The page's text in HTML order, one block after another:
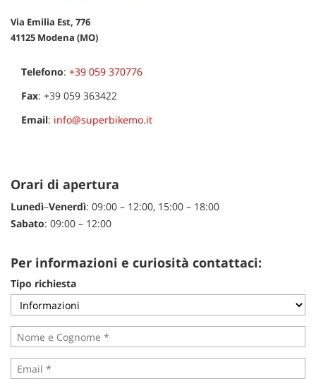
NEWS
AREA COMMERCIANTI
Via Emilia Est, 776
41125 Modena (MO)
Telefono: +39 059 370776
Fax: +39 059 363422
Email: info@superbikemo.it
Orari di apertura
Lunedì–Venerdì: 09:00 – 12:00, 15:00 – 18:00
Sabato: 09:00 – 12:00
Per informazioni e curiosità contattaci:
Tipo richiesta
tracciamento
che
adottiamo
le
funzionalità
e
svolgere
descritte.
Per
ottenere
maggiori
sull'utilità
e
sul
funzionamento
di
questi
strumenti
di
tracciamento